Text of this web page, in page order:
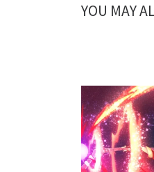
YOU MAY